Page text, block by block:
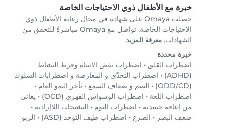
خبرة مع الأطفال ذوي الاحتياجات الخاصة
حصلت Omaya على شهادة في مجال رعاية الأطفال ذوي
الاحتياجات الخاصة. تواصل مع Omaya مباشرةً للتحقق من
الشهادات. معرفة المزيد
خبرة محددة
اضطراب القلق • اضطراب نقص الانتباه وفرط النشاط
(ADHD)
• اضطراب التحدّي و المعارضة و اضطرابات السلوك
(ODD/CD)
• الصم و ضعاف السمع • تأخر النمو العام •
اضطراب اللغة • اضطراب الوسواس القهري (OCD) • يعاني
من إعاقة جسدية • اضطراب النوم • التشنجات اللاإرادية •
ضعف البصر • الصرع • اضطراب طيف التوحد (ASD) • الربو